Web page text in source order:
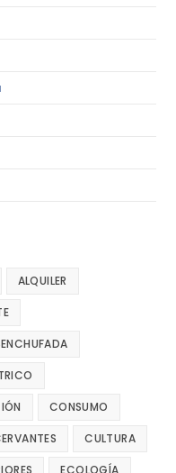
ALQUILER
CONSUMO
CULTURA
ECOLOGÍA